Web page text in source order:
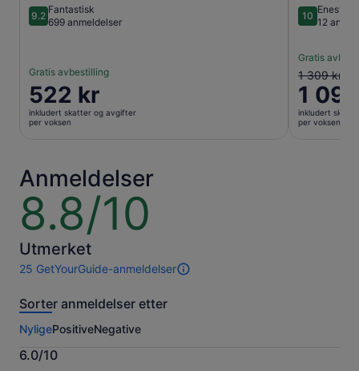
9.29.2 av 10
Fantastisk
699 anmeldelser
Gratis avbestilling
Prisen
er
522 kr
522 kr
inkludert skatter og avgifter
per voksen
1010 av 10
12
Gratis
Forrige
pris
var
1 309 kr,
1 309 kr
1
inkludert
per voksen
Anmeldelser
8.8/10
8.8
av
10
Utmerket
25 GetYourGuide-anmeldelser
25
av
opplevelsen.
Mer
informasjon
Sorter anmeldelser etter
NyligePositiveNegative
6.0/10